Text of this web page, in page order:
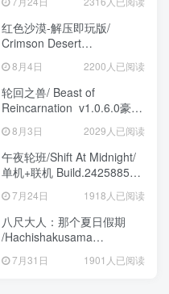
红色沙漠-解压即玩版/
Crimson Desert
HYPERVISOR v1.14.00 免
安装中文版
8月4日 2200人已阅读
轮回之兽/ Beast of
Reincarnation v1.0.6.0豪华
8月3日 2029人已阅读
午夜轮班/Shift At Midnight/
单机+联机 Build.24258857
免安装中文版
7月24日 1918人已阅读
八尺大人：那个夏日假期
/Hachishakusama
Build.24462853 免安装中文
版7月31日 1901人已阅读